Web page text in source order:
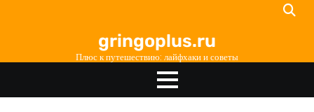
gringoplus.ru
Плюс к путешествию: лайфхаки и советы